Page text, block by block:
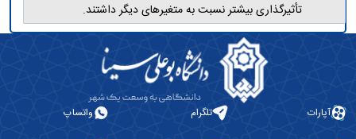
تأثیرگذاری بیشتر نسبت به متغیرهای دیگر داشتند.
آپارات تلگرام واتساپ